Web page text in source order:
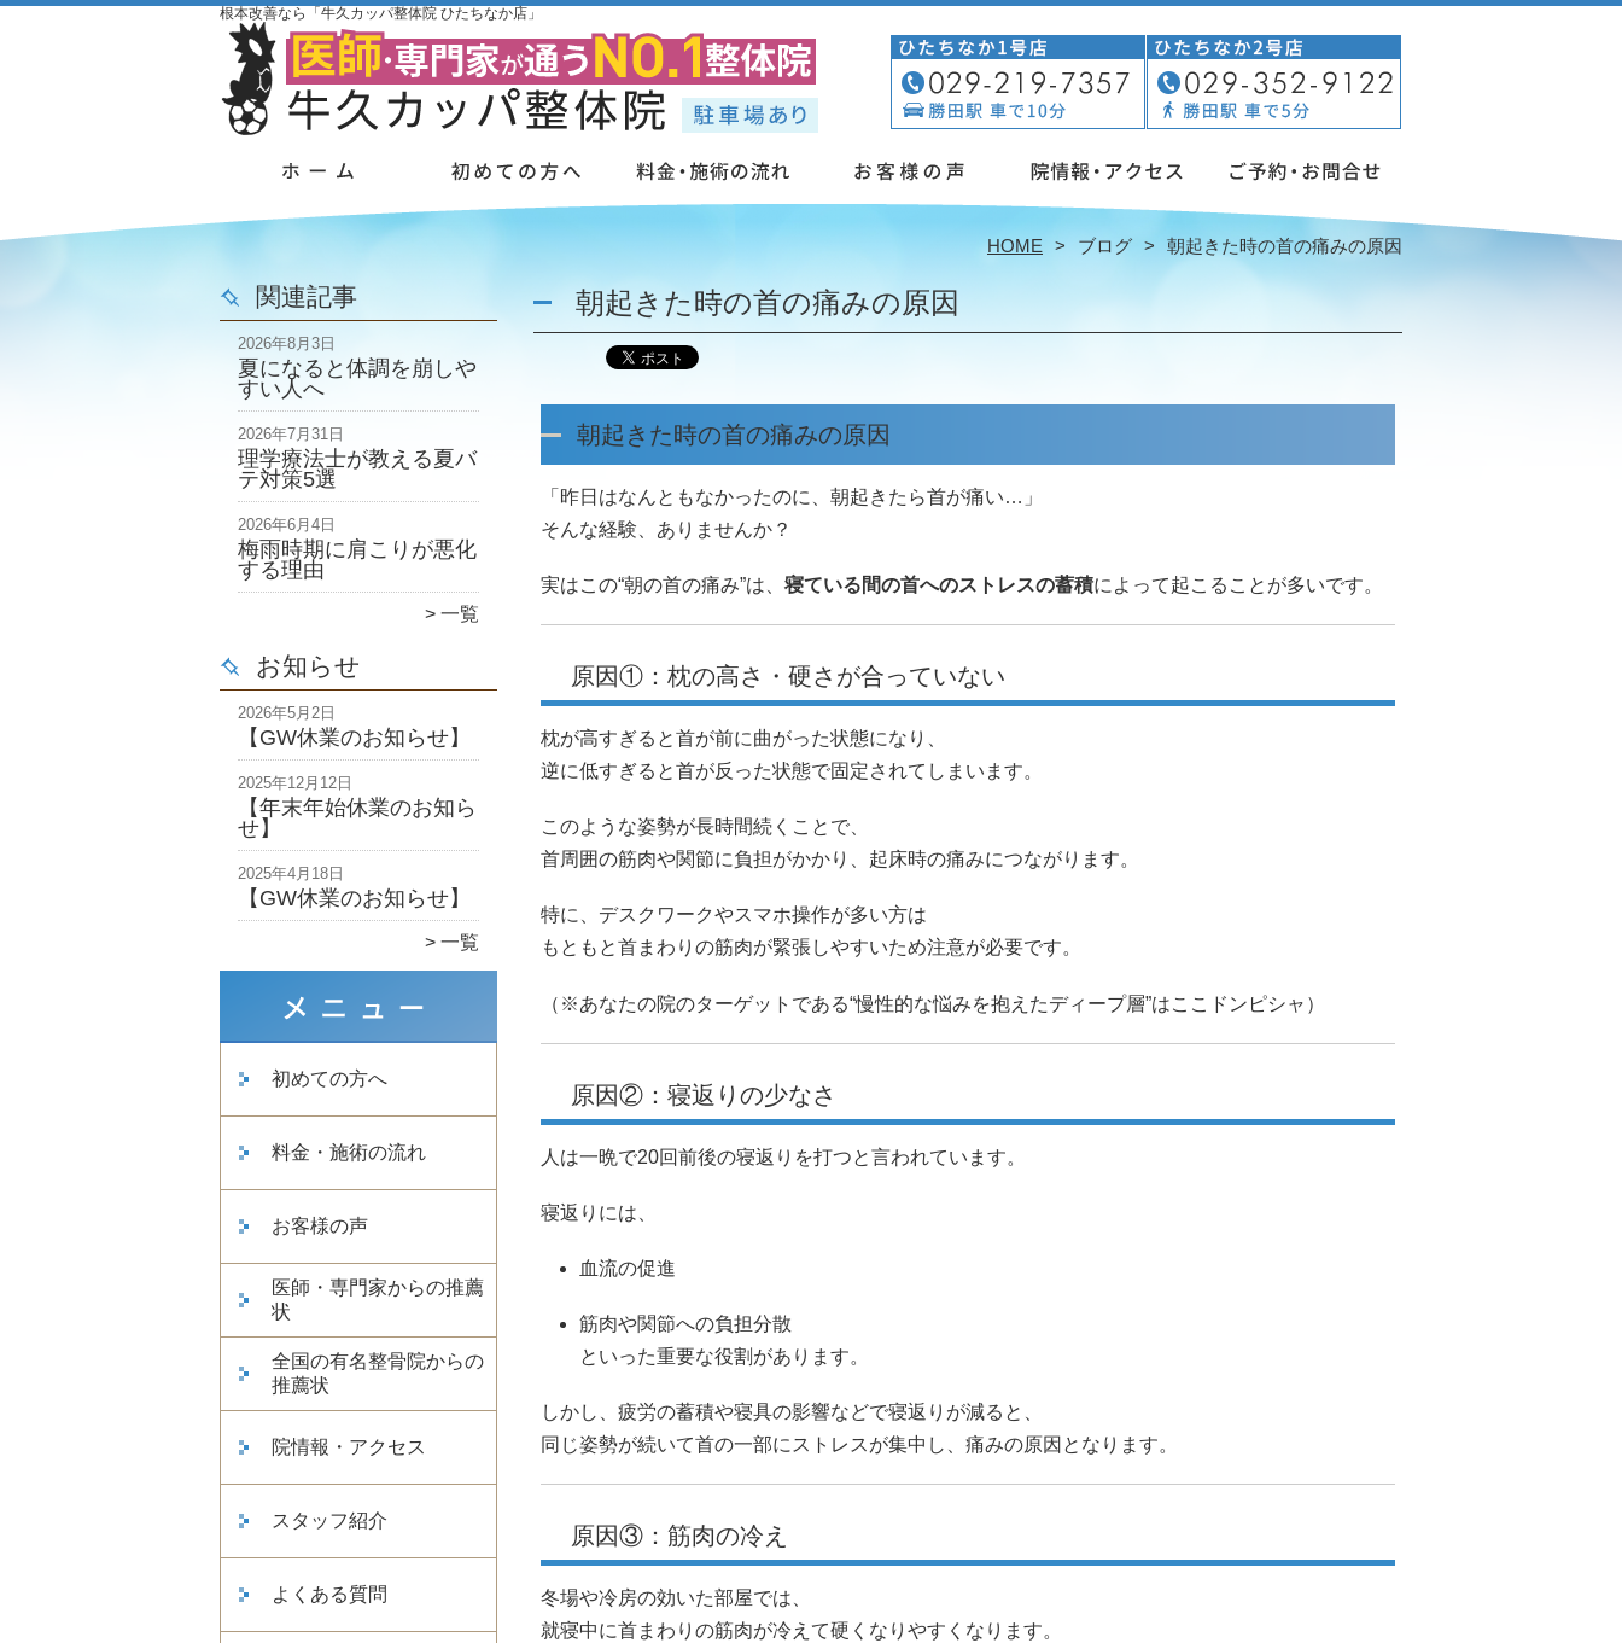
根本改善なら「牛久カッパ整体院 ひたちなか店」
HOME ブログ 朝起きた時の首の痛みの原因
関連記事
2026年8月3日
夏になると体調を崩しや
すい人へ
2026年7月31日
理学療法士が教える夏バ
テ対策5選
2026年6月4日
梅雨時期に肩こりが悪化
する理由
一覧
お知らせ
2026年5月2日
【GW休業のお知らせ】
2025年12月12日
【年末年始休業のお知ら
せ】
2025年4月18日
【GW休業のお知らせ】
一覧
初めての方へ
料金・施術の流れ
お客様の声
医師・専門家からの推薦
状
全国の有名整骨院からの
推薦状
院情報・アクセス
スタッフ紹介
よくある質問
朝起きた時の首の痛みの原因
朝起きた時の首の痛みの原因
「昨日はなんともなかったのに、朝起きたら首が痛い…」
そんな経験、ありませんか？
実はこの“朝の首の痛み”は、 寝ている間の首へのストレスの蓄積によって起こることが多いです。
原因①：枕の高さ・硬さが合っていない
枕が高すぎると首が前に曲がった状態になり、
逆に低すぎると首が反った状態で固定されてしまいます。
このような姿勢が長時間続くことで、
首周囲の筋肉や関節に負担がかかり、起床時の痛みにつながります。
特に、デスクワークやスマホ操作が多い方は
もともと首まわりの筋肉が緊張しやすいため注意が必要です。
（※あなたの院のターゲットである“慢性的な悩みを抱えたディープ層”はここドンピシャ）
原因②：寝返りの少なさ
人は一晩で20回前後の寝返りを打つと言われています。
寝返りには、
血流の促進
筋肉や関節への負担分散
といった重要な役割があります。
しかし、疲労の蓄積や寝具の影響などで寝返りが減ると、
同じ姿勢が続いて首の一部にストレスが集中し、痛みの原因となります。
原因③：筋肉の冷え
冬場や冷房の効いた部屋では、
就寝中に首まわりの筋肉が冷えて硬くなりやすくなります。